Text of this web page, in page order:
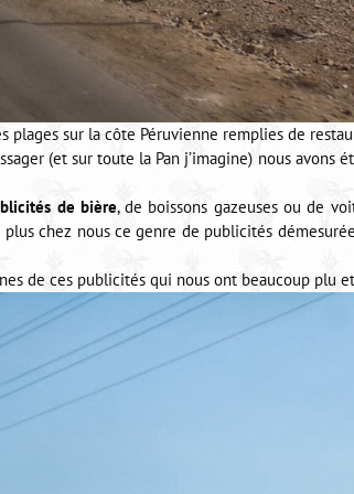
plages sur la côte Péruvienne remplies de
(et sur toute la Pan j’imagine) nous avons
de bière, de boissons gazeuses ou de
chez nous ce genre de publicités
de ces publicités qui nous ont beaucoup plu